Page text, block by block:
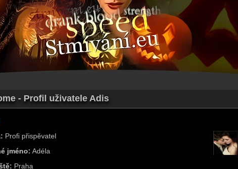
- Profil uživatele Adis
Profi přispěvatel
jméno: Adéla
Praha